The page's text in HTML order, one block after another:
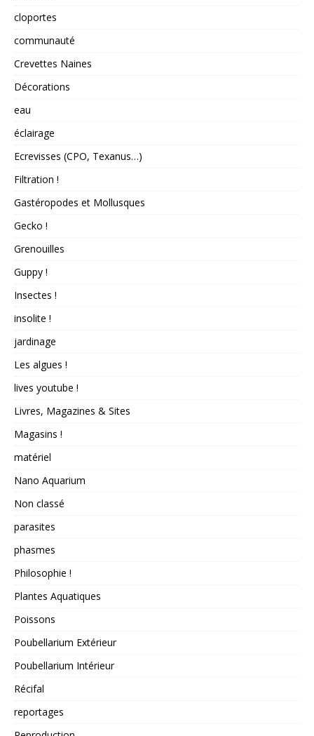
cloportes
communauté
Crevettes Naines
Décorations
eau
éclairage
Ecrevisses (CPO, Texanus…)
Filtration !
Gastéropodes et Mollusques
Gecko !
Grenouilles
Guppy !
Insectes !
insolite !
jardinage
Les algues !
lives youtube !
Livres, Magazines & Sites
Magasins !
matériel
Nano Aquarium
Non classé
parasites
phasmes
Philosophie !
Plantes Aquatiques
Poissons
Poubellarium Extérieur
Poubellarium Intérieur
Récifal
reportages